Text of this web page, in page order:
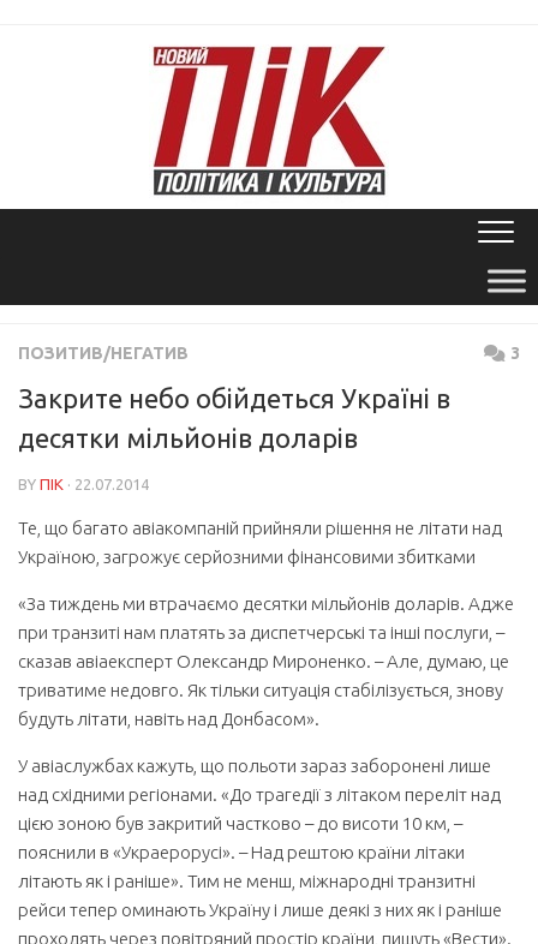
ПОЗИТИВ/НЕГАТИВ 3
Закрите небо обійдеться Україні в
десятки мільйонів доларів
BY ПІК · 22.07.2014
Те, що багато авіакомпаній прийняли рішення не літати над
Україною, загрожує серйозними фінансовими збитками
«За тиждень ми втрачаємо десятки мільйонів доларів. Адже
при транзиті нам платять за диспетчерські та інші послуги, –
сказав авіаексперт Олександр Мироненко. – Але, думаю, це
триватиме недовго. Як тільки ситуація стабілізується, знову
будуть літати, навіть над Донбасом».
У авіаслужбах кажуть, що польоти зараз заборонені лише
над східними регіонами. «До трагедії з літаком переліт над
цією зоною був закритий частково – до висоти 10 км, –
пояснили в «Украерорусі». – Над рештою країни літаки
літають як і раніше». Тим не менш, міжнародні транзитні
рейси тепер оминають Україну і лише деякі з них як і раніше
проходять через повітряний простір країни, пишуть «Вести».